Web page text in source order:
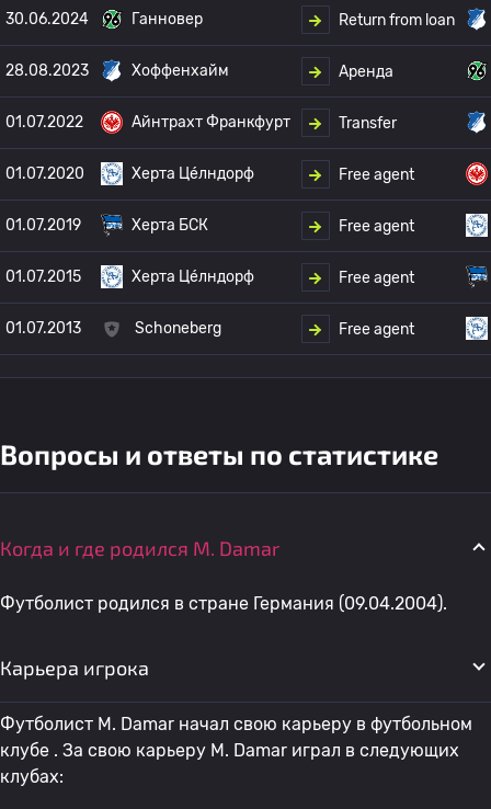
30.06.2024 Ганновер Return from loan
28.08.2023 Хоффенхайм Аренда
01.07.2022 Айнтрахт Франкфурт Transfer
01.07.2020 Херта Це́лндорф Free agent
01.07.2019 Херта БСК Free agent
01.07.2015 Херта Це́лндорф Free agent
01.07.2013 Schoneberg Free agent
Вопросы и ответы по статистике
Когда и где родился M. Damar
Футболист родился в стране Германия (09.04.2004).
Карьера игрока
Футболист M. Damar начал свою карьеру в футбольном
клубе . За свою карьеру M. Damar играл в следующих
клубах: